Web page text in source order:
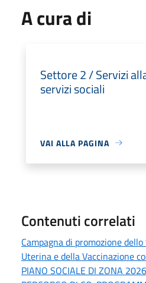
A cura di
Settore 2 / Servizi
servizi sociali
VAI ALLA PAGINA
Contenuti correlati
Campagna di promozione
Uterina e della Vaccinazione
PIANO SOCIALE DI ZONA